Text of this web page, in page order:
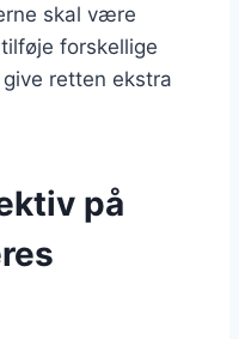
skal være
forskellige
retten ekstra
på